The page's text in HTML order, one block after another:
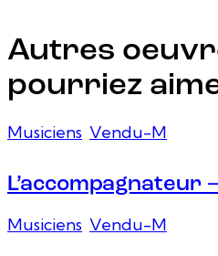
Autres
pourriez
Musiciens Vendu-M
L’accompagnateur
Musiciens Vendu-M